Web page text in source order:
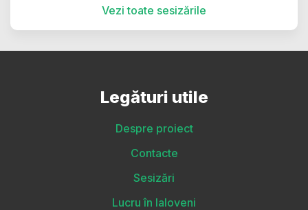
Vezi toate sesizările
Legături utile
Despre proiect
Contacte
Sesizări
Lucru în Ialoveni